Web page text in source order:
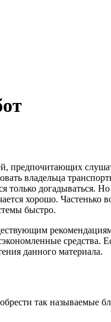
предпочитающих
владельца
догадываться. Но
хорошо. Частенько
быстро.
средства.
данного материала.
так